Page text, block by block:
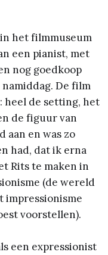
het filmmuseum
een pianist, met
nog goedkoop
De film
heel de setting, het
de figuur van
aan en was zo
had, dat ik erna
Rits te maken in
(de wereld
impressionisme
voorstellen).
een expressionist